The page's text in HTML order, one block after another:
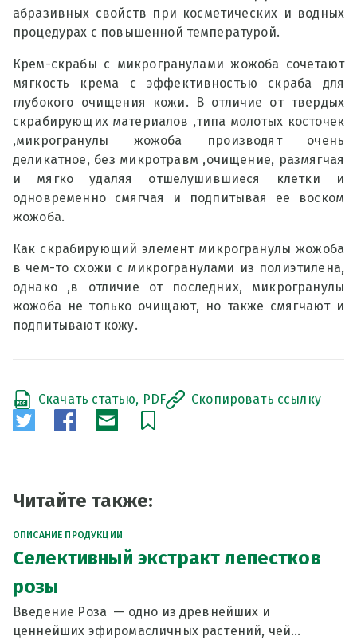
абразивных свойств при косметических и водных
процедурах с повышенной температурой.
Крем-скрабы с микрогранулами жожоба сочетают
мягкость крема с эффективностью скраба для
глубокого очищения кожи. В отличие от твердых
скрабирующих материалов ,типа молотых косточек
,микрогранулы жожоба производят очень
деликатное, без микротравм ,очищение, размягчая
и мягко удаляя отшелушившиеся клетки и
одновременно смягчая и подпитывая ее воском
жожоба.
Как скрабирующий элемент микрогранулы жожоба
в чем-то схожи с микрогранулами из полиэтилена,
однако ,в отличие от последних, микрогранулы
жожоба не только очищают, но также смягчают и
подпитывают кожу.
Скачать статью, PDF Скопировать ссылку
Читайте также:
ОПИСАНИЕ ПРОДУКЦИИ
Селективный экстракт лепестков
розы
Введение Роза — одно из древнейших и
ценнейших эфиромасличных растений, чей